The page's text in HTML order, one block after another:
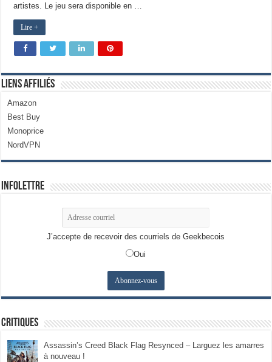
artistes. Le jeu sera disponible en …
Lire +
Liens Affiliés
Amazon
Best Buy
Monoprice
NordVPN
Infolettre
J’accepte de recevoir des courriels de Geekbecois
Oui
Critiques
Assassin’s Creed Black Flag Resynced – Larguez les amarres
à nouveau !